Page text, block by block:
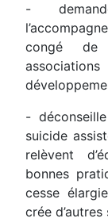
-
congé de
-
suicide
relèvent
bonnes
cesse
crée